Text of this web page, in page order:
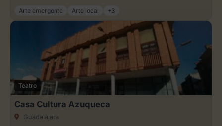
Arte emergente Arte local +3
Teatro
Casa Cultura Azuqueca
Guadalajara